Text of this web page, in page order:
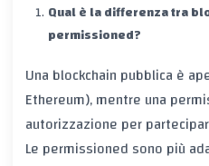
Qual è la differenza tra
permissioned?
Una blockchain pubblica è
Ethereum), mentre una
autorizzazione per
Le permissioned sono più